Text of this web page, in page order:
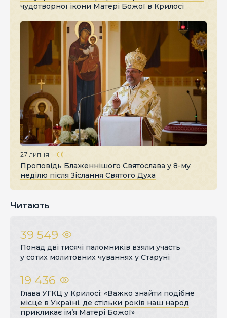
чудотворної ікони Матері Божої в Крилосі
27 липня
Проповідь Блаженнішого Святослава у 8-му
неділю після Зіслання Святого Духа
Читають
39 549
Понад дві тисячі паломників взяли участь
у сотих молитовних чуваннях у Старуні
19 436
Глава УГКЦ у Крилосі: «Важко знайти подібне
місце в Україні, де стільки років наш народ
прикликає ім’я Матері Божої»